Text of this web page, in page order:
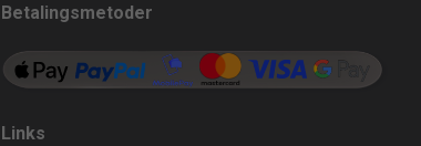
Betalingsmetoder
Links